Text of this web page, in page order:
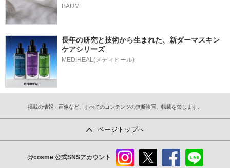
BAUM
長年の研究と技術から生まれた、新ダーマスキン
ケアシリーズ
掲載の情報・画像など、すべてのコンテンツの無断複写、転載を禁じます。
ページトップへ
@cosme 公式SNSアカウント